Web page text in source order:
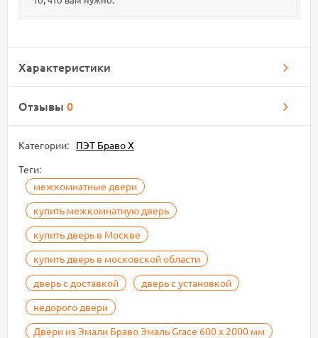
Характеристики
Отзывы 0
Категории:
ПЭТ Браво Х
Теги:
межкомнатные двери
купить межкомнатную дверь
купить дверь в Москве
купить дверь в московской области
дверь с доставкой
дверь с установкой
недорого двери
Двери из Эмали Браво Эмаль Grace 600 х 2000 мм